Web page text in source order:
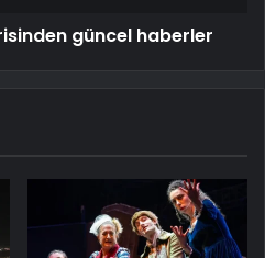
güncel haberler